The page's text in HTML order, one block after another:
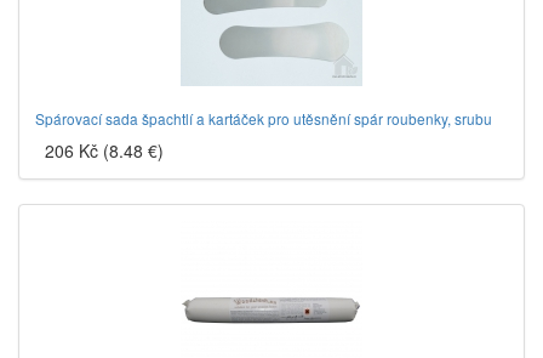
Spárovací sada špachtlí a kartáček pro utěsnění spár roubenky, srubu
206 Kč (8.48 €)